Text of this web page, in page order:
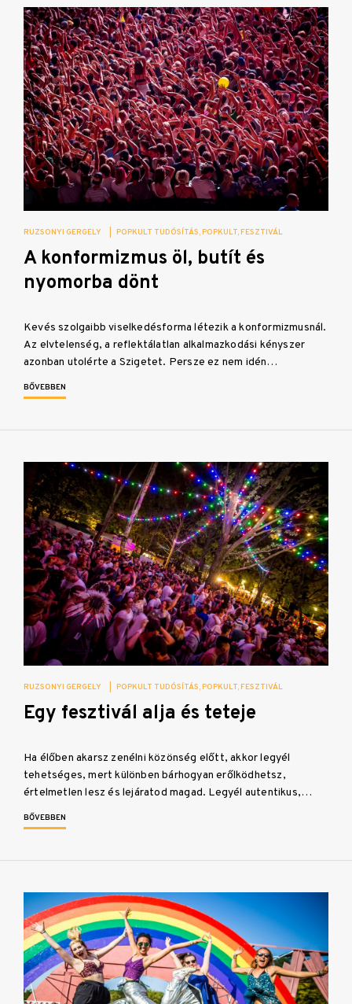
RUZSONYI GERGELY POPKULT TUDÓSÍTÁS POPKULT FESZTIVÁL
A konformizmus öl, butít és
nyomorba dönt
Kevés szolgaibb viselkedésforma létezik a konformizmusnál.
Az elvtelenség, a reflektálatlan alkalmazkodási kényszer
azonban utolérte a Szigetet. Persze ez nem idén…
BŐVEBBEN
RUZSONYI GERGELY POPKULT TUDÓSÍTÁS POPKULT FESZTIVÁL
Egy fesztivál alja és teteje
Ha élőben akarsz zenélni közönség előtt, akkor legyél
tehetséges, mert különben bárhogyan erőlködhetsz,
értelmetlen lesz és lejáratod magad. Legyél autentikus,…
BŐVEBBEN